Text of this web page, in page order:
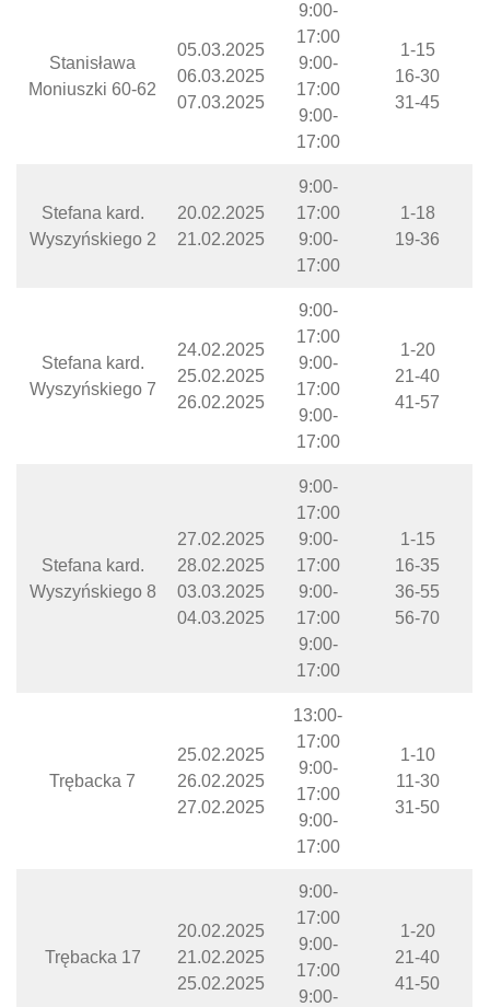
Stanisława
Moniuszki 60-62
05.03.2025
06.03.2025
07.03.2025
9:00-
17:00
9:00-
17:00
9:00-
17:00
1-15
16-30
31-45
Stefana kard.
Wyszyńskiego 2
20.02.2025
21.02.2025
9:00-
17:00
9:00-
17:00
1-18
19-36
Stefana kard.
Wyszyńskiego 7
24.02.2025
25.02.2025
26.02.2025
9:00-
17:00
9:00-
17:00
9:00-
17:00
1-20
21-40
41-57
Stefana kard.
Wyszyńskiego 8
27.02.2025
28.02.2025
03.03.2025
04.03.2025
9:00-
17:00
9:00-
17:00
9:00-
17:00
9:00-
17:00
1-15
16-35
36-55
56-70
Trębacka 7
25.02.2025
26.02.2025
27.02.2025
13:00-
17:00
9:00-
17:00
9:00-
17:00
1-10
11-30
31-50
Trębacka 17
20.02.2025
21.02.2025
25.02.2025
9:00-
17:00
9:00-
17:00
9:00-
1-20
21-40
41-50